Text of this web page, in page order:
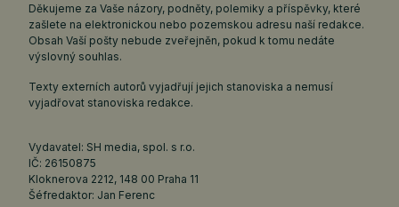
Děkujeme za Vaše názory, podněty, polemiky a příspěvky, které
zašlete na elektronickou nebo pozemskou adresu naší redakce.
Obsah Vaší pošty nebude zveřejněn, pokud k tomu nedáte
výslovný souhlas.
Texty externích autorů vyjadřují jejich stanoviska a nemusí
vyjadřovat stanoviska redakce.
Vydavatel: SH media, spol. s r.o.
IČ: 26150875
Kloknerova 2212, 148 00 Praha 11
Šéfredaktor: Jan Ferenc